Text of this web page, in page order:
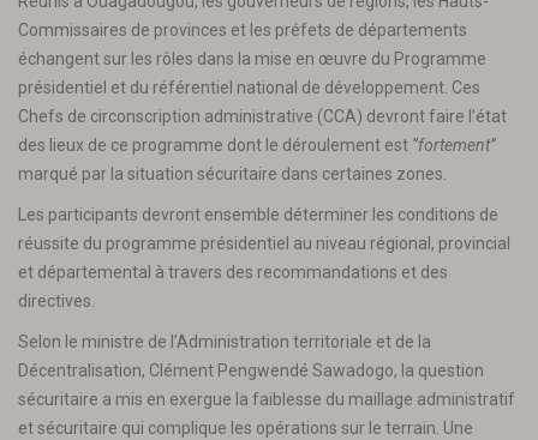
Commissaires de provinces et les préfets de départements
échangent sur les rôles dans la mise en œuvre du Programme
présidentiel et du référentiel national de développement. Ces
Chefs de circonscription administrative (CCA) devront faire l’état
des lieux de ce programme dont le déroulement est ‘’fortement’’
marqué par la situation sécuritaire dans certaines zones.
Les participants devront ensemble déterminer les conditions de
réussite du programme présidentiel au niveau régional, provincial
et départemental à travers des recommandations et des
directives.
Selon le ministre de l’Administration territoriale et de la
Décentralisation, Clément Pengwendé Sawadogo, la question
sécuritaire a mis en exergue la faiblesse du maillage administratif
et sécuritaire qui complique les opérations sur le terrain. Une